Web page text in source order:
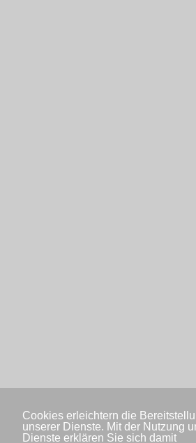
Cookies erleichtern die
unserer Dienste. Mit der Nutzung
Dienste erklären Sie sich damit